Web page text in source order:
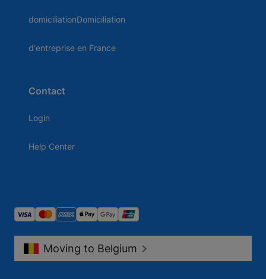
domiciliationDomiciliation
d'entreprise en France
Contact
Login
Help Center
Moving to Belgium